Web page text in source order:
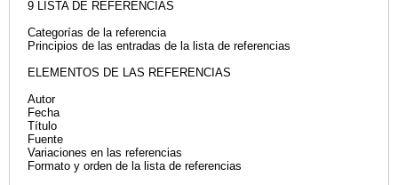
9 LISTA DE REFERENCIAS
Categorías de la referencia
Principios de las entradas de la lista de referencias
ELEMENTOS DE LAS REFERENCIAS
Autor
Fecha
Título
Fuente
Variaciones en las referencias
Formato y orden de la lista de referencias